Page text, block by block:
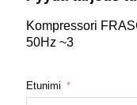
Kompressori
50Hz ~3
Etunimi